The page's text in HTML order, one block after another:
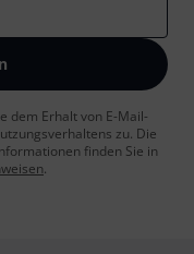
dem Erhalt von E-Mail-
zu. Die
finden Sie in
.